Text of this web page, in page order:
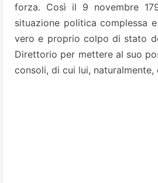
forza. Così il 9 novembre
situazione politica complessa
vero e proprio colpo di stato
Direttorio per mettere al suo
consoli, di cui lui, naturalmente,